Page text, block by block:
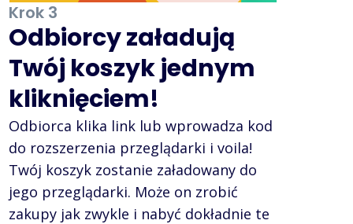
Krok 3
Odbiorcy załadują
Twój koszyk jednym
kliknięciem!
Odbiorca klika link lub wprowadza kod
do rozszerzenia przeglądarki i voila!
Twój koszyk zostanie załadowany do
jego przeglądarki. Może on zrobić
zakupy jak zwykle i nabyć dokładnie te